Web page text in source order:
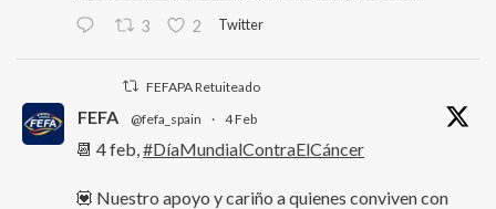
3 2 Twitter
FEFAPA Retuiteado
FEFA @fefa_spain · 4 Feb
📆 4 feb,#DíaMundialContraElCáncer
💟 Nuestro apoyo y cariño a quienes conviven con